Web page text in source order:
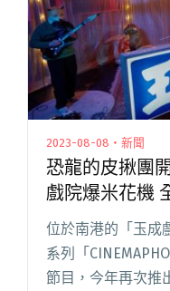
2023-08-08・新聞
恐龍的皮揪團
戲院爆米花機
「
位於南港的「玉成
系列「
節目，今年再次推